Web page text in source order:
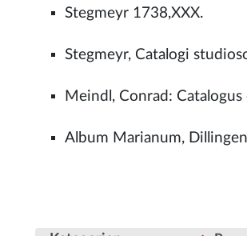
Stegmeyr 1738,XXX.
Stegmeyr, Catalogi
Meindl, Conrad:
Album Marianum,